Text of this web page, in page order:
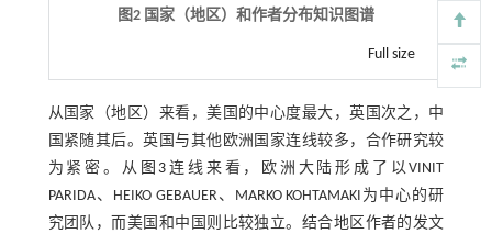
图2 国家（地区）和作者分布知识图谱
Full size
从国家（地区）来看，美国的中心度最大，英国次之，中
国紧随其后。英国与其他欧洲国家连线较多，合作研究较
为紧密。从 图3 连线来看，欧洲大陆形成了以VINIT
PARIDA、HEIKO GEBAUER、MARKO KOHTAMAKI为中心的研
究团队，而美国和中国则比较独立。结合地区作者的发文